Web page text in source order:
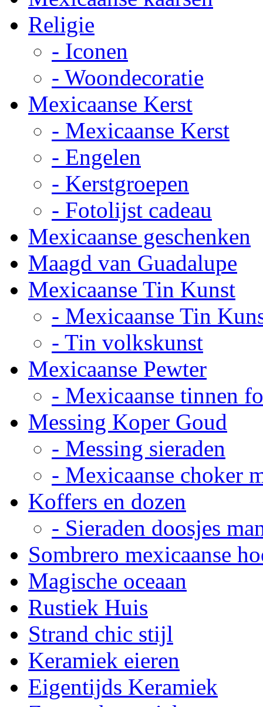
Religie
- Iconen
- Woondecoratie
Mexicaanse Kerst
- Mexicaanse Kerst
- Engelen
- Kerstgroepen
- Fotolijst cadeau
Mexicaanse geschenken
Maagd van Guadalupe
Mexicaanse Tin Kunst
- Mexicaanse Tin
- Tin volkskunst
Mexicaanse Pewter
- Mexicaanse tinnen
Messing Koper Goud
- Messing sieraden
- Mexicaanse choker
Koffers en dozen
- Sieraden doosjes
Sombrero mexicaanse
Magische oceaan
Rustiek Huis
Strand chic stijl
Keramiek eieren
Eigentijds Keramiek